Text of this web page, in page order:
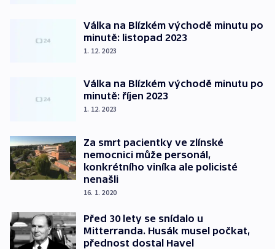
Válka na Blízkém východě minutu po
minutě: listopad 2023
1. 12. 2023
Válka na Blízkém východě minutu po
minutě: říjen 2023
1. 12. 2023
Za smrt pacientky ve zlínské
nemocnici může personál,
konkrétního viníka ale policisté
nenašli
16. 1. 2020
Před 30 lety se snídalo u
Mitterranda. Husák musel počkat,
přednost dostal Havel